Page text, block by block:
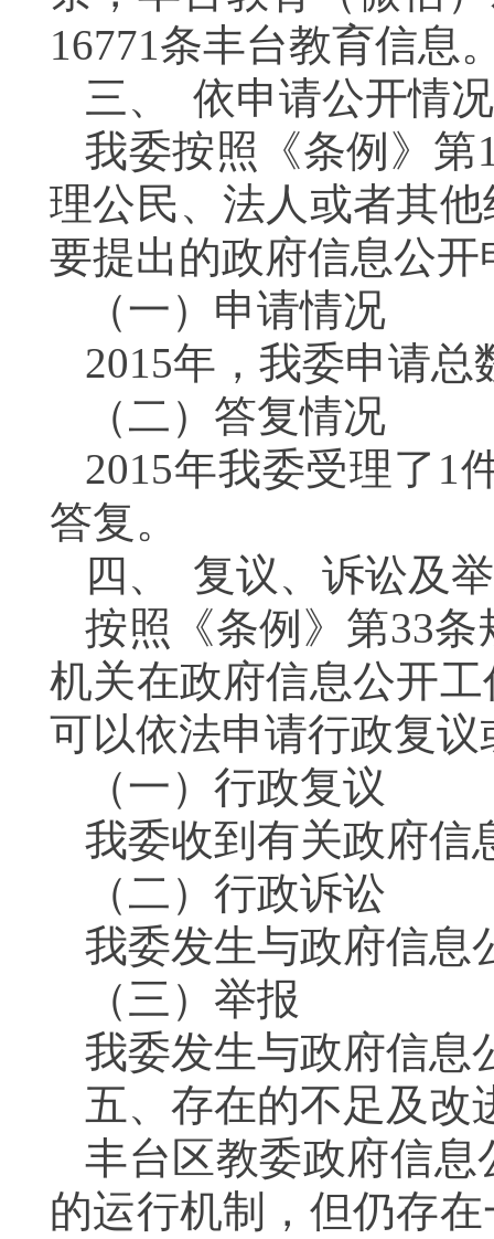
16771条丰台教育信息
三、
依申请公开情况
我委按照《条例》第
理公民、法人或者其
要提出的政府信息公开
（一）申请情况
2015年，我委申请
（二）答复情况
2015年我委受理了1
答复。
四、
复议、诉讼及
按照《条例》第33条
机关在政府信息公开
可以依法申请行政复
（一）行政复议
我委收到有关政府信
（二）行政诉讼
我委发生与政府信息
（三）举报
我委发生与政府信息
五、存在的不足及改
丰台区教委政府信
的运行机制，但仍存